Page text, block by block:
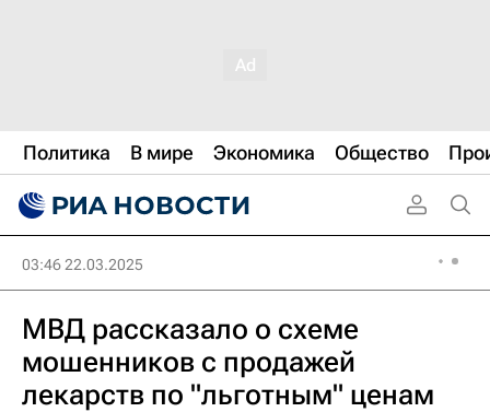
Политика В мире Экономика Общество
03:46 22.03.2025
МВД рассказало о схеме
мошенников с продажей
лекарств по "льготным" ценам